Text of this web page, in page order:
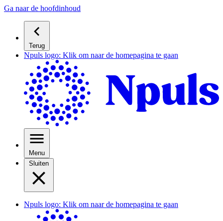
Ga naar de hoofdinhoud
Terug
Npuls logo: Klik om naar de homepagina te gaan
Menu
Sluiten
Npuls logo: Klik om naar de homepagina te gaan